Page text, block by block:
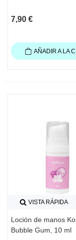
7,90 €
AÑADIR A LA
VISTA RÁPIDA
Loción de manos
Bubble Gum, 10 ml